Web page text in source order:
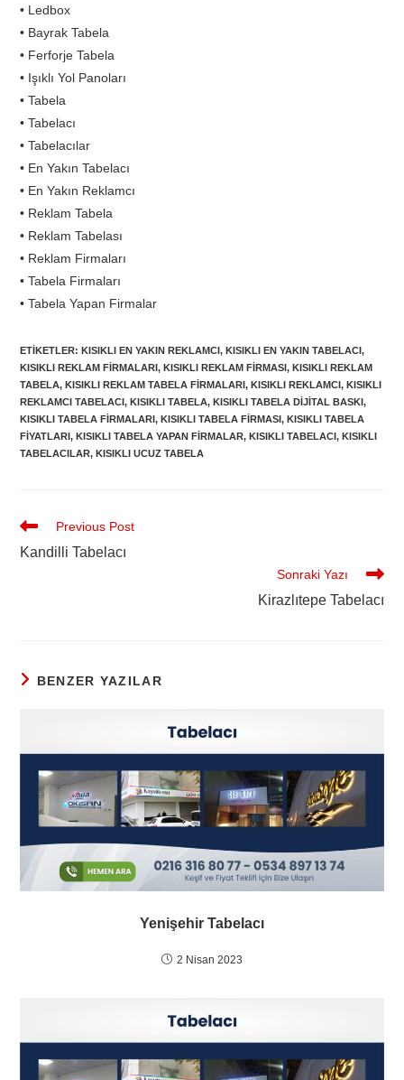
• Ledbox
• Bayrak Tabela
• Ferforje Tabela
• Işıklı Yol Panoları
• Tabela
• Tabelacı
• Tabelacılar
• En Yakın Tabelacı
• En Yakın Reklamcı
• Reklam Tabela
• Reklam Tabelası
• Reklam Firmaları
• Tabela Firmaları
• Tabela Yapan Firmalar
ETIKETLER:KISIKLI EN YAKIN REKLAMCI, KISIKLI EN YAKIN TABELACI,
KISIKLI REKLAM FIRMALARI, KISIKLI REKLAM FIRMASI, KISIKLI REKLAM
TABELA, KISIKLI REKLAM TABELA FIRMALARI, KISIKLI REKLAMCI, KISIKLI
REKLAMCI TABELACI, KISIKLI TABELA, KISIKLI TABELA DIJITAL BASKI,
KISIKLI TABELA FIRMALARI, KISIKLI TABELA FIRMASI, KISIKLI TABELA
FIYATLARI, KISIKLI TABELA YAPAN FIRMALAR, KISIKLI TABELACI, KISIKLI
TABELACILAR, KISIKLI UCUZ TABELA
Previous Post
Kandilli Tabelacı
Sonraki Yazı
Kirazlıtepe Tabelacı
BENZER YAZILAR
Yenişehir Tabelacı
2 Nisan 2023